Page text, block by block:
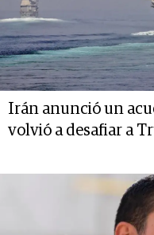
Irán anunció un
volvió a desafiar a